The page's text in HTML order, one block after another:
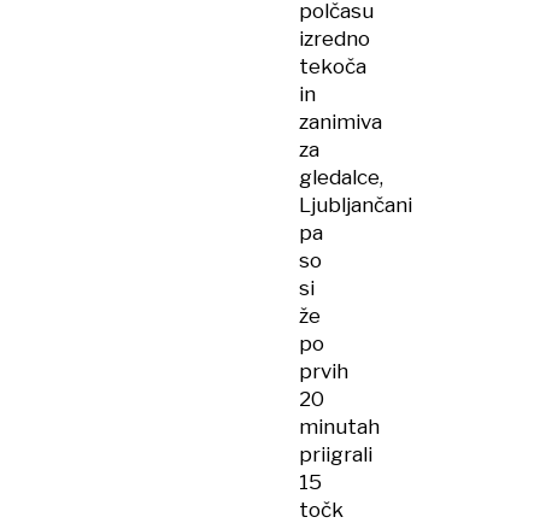
polčasu
izredno
tekoča
in
zanimiva
za
gledalce,
Ljubljančani
pa
so
si
že
po
prvih
20
minutah
priigrali
15
točk